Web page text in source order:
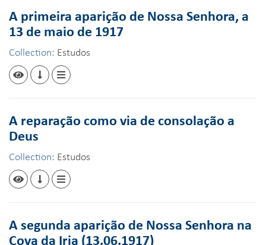
A primeira aparição de Nossa Senhora, a
13 de maio de 1917
Collection: Estudos
A reparação como via de consolação a
Deus
Collection: Estudos
A segunda aparição de Nossa Senhora na
Cova da Iria (13.06.1917)